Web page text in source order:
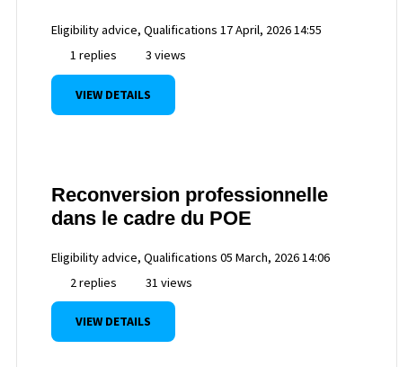
Eligibility advice, Qualifications 17 April, 2026 14:55
1 replies
3 views
VIEW DETAILS
Reconversion professionnelle
dans le cadre du POE
Eligibility advice, Qualifications 05 March, 2026 14:06
2 replies
31 views
VIEW DETAILS